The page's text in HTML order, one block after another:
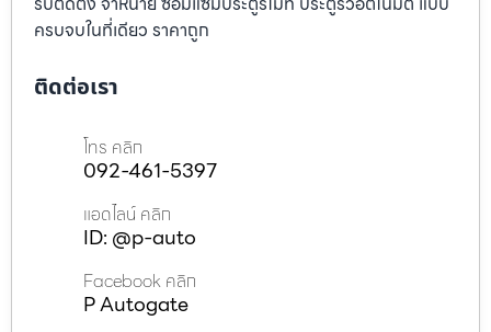
ครบจบในที่เดียว ราคาถูก
ติดต่อเรา
โทร คลิก
092-461-5397
แอดไลน์ คลิก
ID: @p-auto
Facebook คลิก
P Autogate